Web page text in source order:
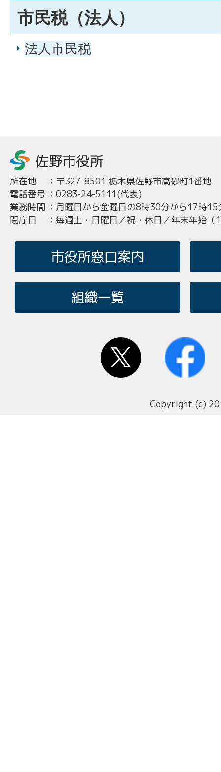
市民税（法人）
法人市民税
所在地 ： 〒327-8501 栃木県佐野市高砂町1番地
電話番号 ： 0283-24-5111(代表)
業務時間 ： 月曜日から金曜日の8時30分から17時15
閉庁日
： 毎週土・日曜日／祝・休日／年末年始
市役所窓口案内
組織一覧
Copyright (c)